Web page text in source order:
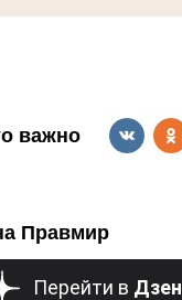
важно
Правмир
Перейти в Дзен